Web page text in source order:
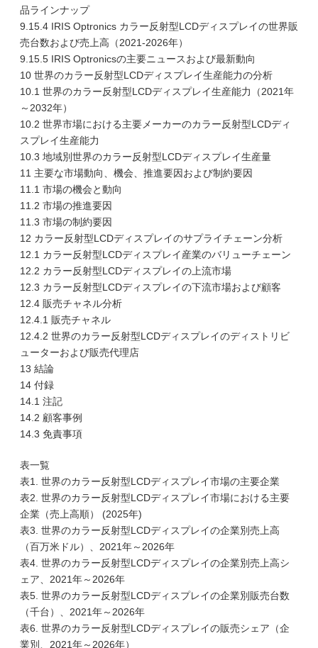
品ラインナップ
9.15.4 IRIS Optronics カラー反射型LCDディスプレイの世界販
売台数および売上高（2021-2026年）
9.15.5 IRIS Optronicsの主要ニュースおよび最新動向
10 世界のカラー反射型LCDディスプレイ生産能力の分析
10.1 世界のカラー反射型LCDディスプレイ生産能力（2021年
～2032年）
10.2 世界市場における主要メーカーのカラー反射型LCDディ
スプレイ生産能力
10.3 地域別世界のカラー反射型LCDディスプレイ生産量
11 主要な市場動向、機会、推進要因および制約要因
11.1 市場の機会と動向
11.2 市場の推進要因
11.3 市場の制約要因
12 カラー反射型LCDディスプレイのサプライチェーン分析
12.1 カラー反射型LCDディスプレイ産業のバリューチェーン
12.2 カラー反射型LCDディスプレイの上流市場
12.3 カラー反射型LCDディスプレイの下流市場および顧客
12.4 販売チャネル分析
12.4.1 販売チャネル
12.4.2 世界のカラー反射型LCDディスプレイのディストリビ
ューターおよび販売代理店
13 結論
14 付録
14.1 注記
14.2 顧客事例
14.3 免責事項
表一覧
表1. 世界のカラー反射型LCDディスプレイ市場の主要企業
表2. 世界のカラー反射型LCDディスプレイ市場における主要
企業（売上高順） (2025年)
表3. 世界のカラー反射型LCDディスプレイの企業別売上高
（百万米ドル）、2021年～2026年
表4. 世界のカラー反射型LCDディスプレイの企業別売上高シ
ェア、2021年～2026年
表5. 世界のカラー反射型LCDディスプレイの企業別販売台数
（千台）、2021年～2026年
表6. 世界のカラー反射型LCDディスプレイの販売シェア（企
業別、2021年～2026年）